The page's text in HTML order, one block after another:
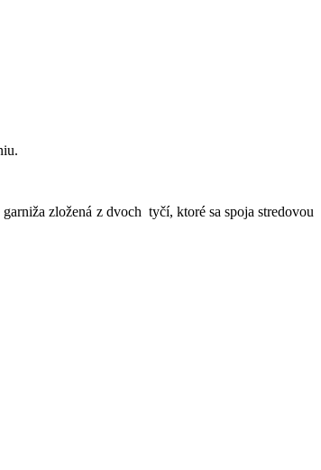
.
zložená z dvoch tyčí, ktoré sa spoja stredovou